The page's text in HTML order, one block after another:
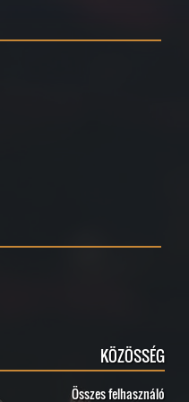
KÖZÖSSÉG
Összes felhasználó